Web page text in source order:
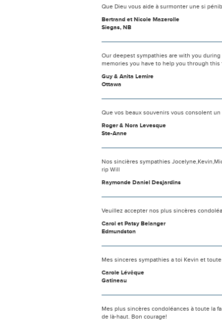
Que Dieu vous aide à surmonter une si
Bertrand et Nicole Mazerolle
Siegas, NB
Our deepest sympathies are with you
memories you have to help you through this
Guy & Anita Lemire
Ottawa
Que vos beaux souvenirs vous consolent
Roger & Nora Levesque
Ste-Anne
Nos sincières sympathies
rip Will
Raymonde Daniel Desjardins
Veuillez accepter nos plus sincères
Carol et Patsy Belanger
Edmundston
Mes sinceres sympathies a toi Kevin et
Carole Lévêque
Gatineau
Mes plus sincères condoléances à toute la
de là-haut. Bon courage!